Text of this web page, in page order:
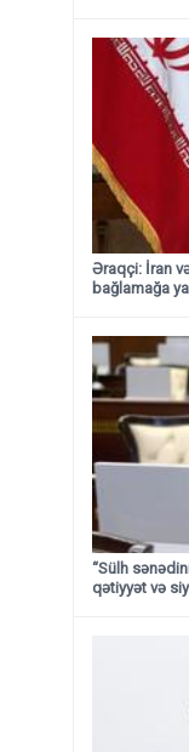
Əraqçi: İran
bağlamağa
“Sülh
qətiyyət və